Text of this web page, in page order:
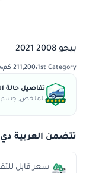
بيجو 2008 2021
1st Category 211,200 كم
تفاصيل حالة
الملخص, جسم
تتضمن العربية دي 4 مزايا
سعر قابل